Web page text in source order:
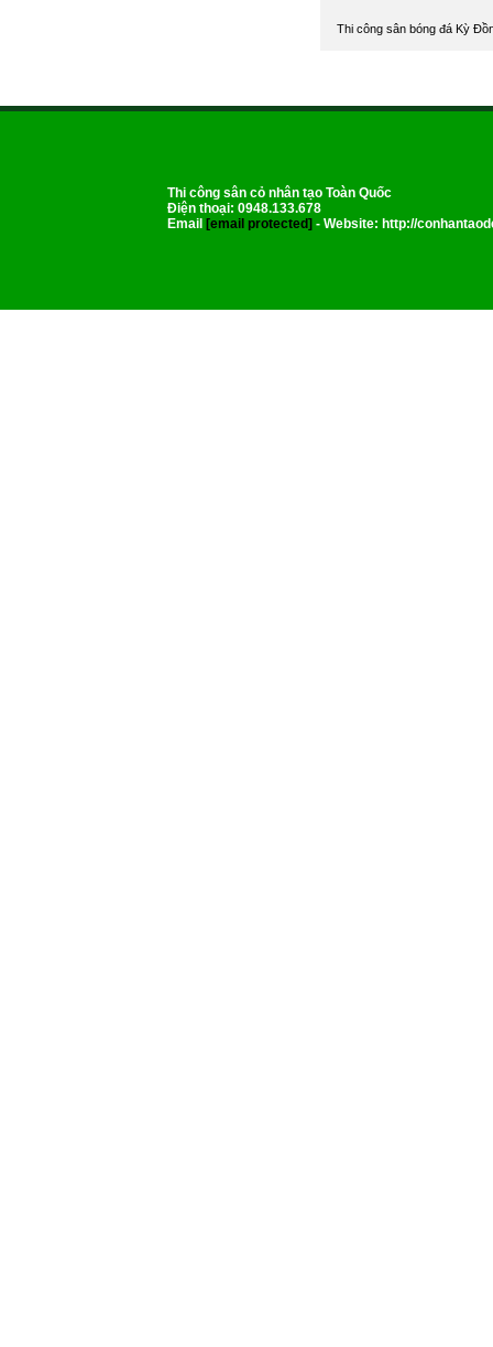
Thi công sân bóng đá Kỳ
Thi công sân cỏ nhân tạo Toàn Quốc
Điện thoại: 0948.133.678
Email [email protected] - Website: http://